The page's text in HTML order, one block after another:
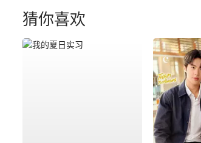
猜你喜欢